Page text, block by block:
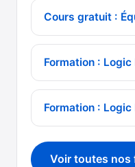
Cours gratuit :
Formation : Logic
Formation :
Voir toutes nos